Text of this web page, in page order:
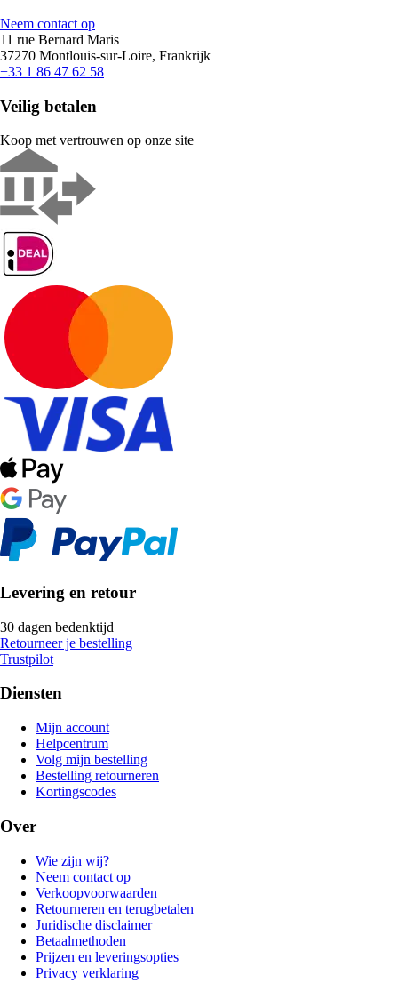
Neem contact op
11 rue Bernard Maris
37270 Montlouis-sur-Loire, Frankrijk
+33 1 86 47 62 58
Veilig betalen
Koop met vertrouwen op onze site
Levering en retour
30 dagen bedenktijd
Retourneer je bestelling
Trustpilot
Diensten
Mijn account
Helpcentrum
Volg mijn bestelling
Bestelling retourneren
Kortingscodes
Over
Wie zijn wij?
Neem contact op
Verkoopvoorwaarden
Retourneren en terugbetalen
Juridische disclaimer
Betaalmethoden
Prijzen en leveringsopties
Privacy verklaring